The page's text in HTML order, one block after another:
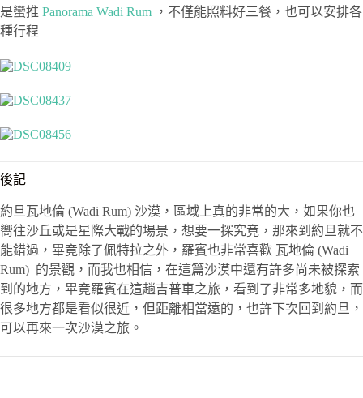
是蠻推 Panorama Wadi Rum ，不僅能照料好三餐，也可以安排各
種行程
後記
約旦瓦地倫 (Wadi Rum) 沙漠，區域上真的非常的大，如果你也
嚮往沙丘或是星際大戰的場景，想要一探究竟，那來到約旦就不
能錯過，畢竟除了佩特拉之外，羅賓也非常喜歡 瓦地倫 (Wadi
Rum) 的景觀，而我也相信，在這篇沙漠中還有許多尚未被探索
到的地方，畢竟羅賓在這趟吉普車之旅，看到了非常多地貌，而
很多地方都是看似很近，但距離相當遠的，也許下次回到約旦，
可以再來一次沙漠之旅。